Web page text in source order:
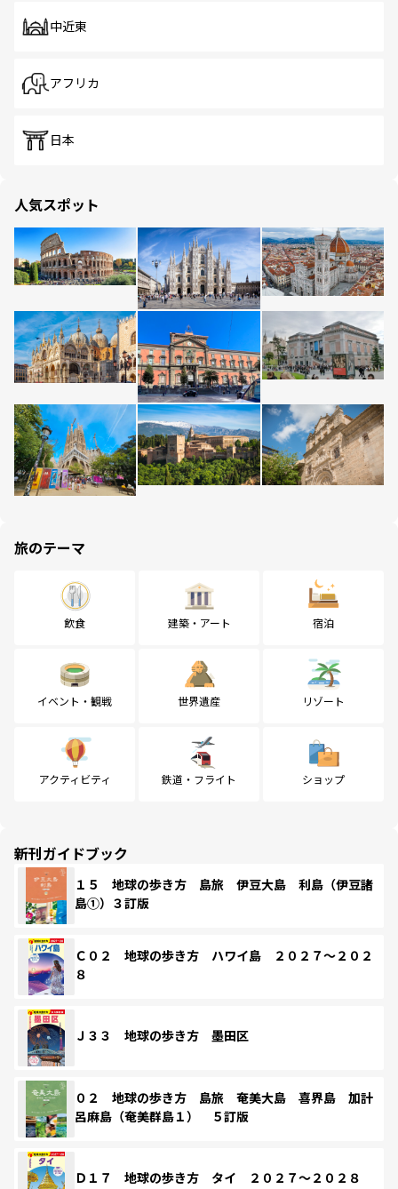
中近東
アフリカ
日本
人気スポット
旅のテーマ
飲食 建築・アート 宿泊
イベント・観戦 世界遺産 リゾート
アクティビティ 鉄道・フライト ショップ
新刊ガイドブック
１５ 地球の歩き方 島旅 伊豆大島 利島（伊豆諸
島①）３訂版
Ｃ０２ 地球の歩き方 ハワイ島 ２０２７～２０２
８
Ｊ３３ 地球の歩き方 墨田区
０２ 地球の歩き方 島旅 奄美大島 喜界島 加計
呂麻島（奄美群島１） ５訂版
Ｄ１７ 地球の歩き方 タイ ２０２７～２０２８